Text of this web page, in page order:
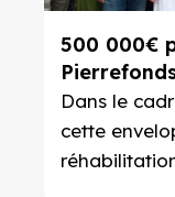
500 000€
Dans le
cette